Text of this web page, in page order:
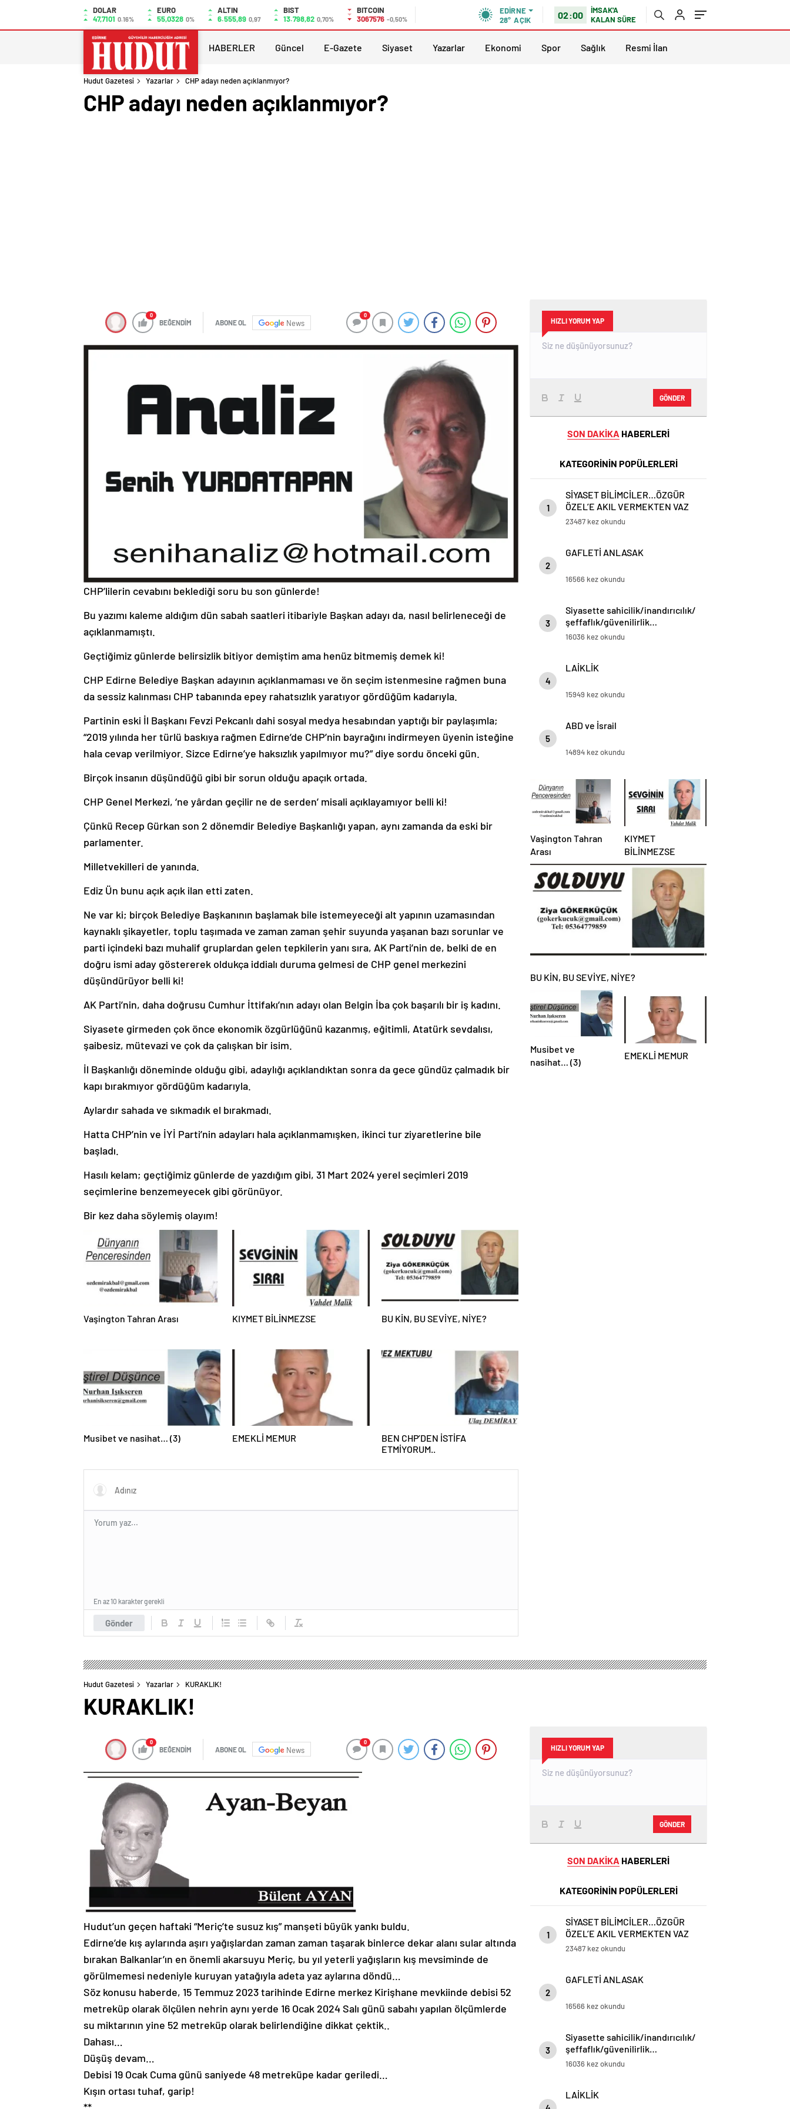
DOLAR
47,7101 0.16%
EURO
55,0328 0%
ALTIN
6.555,89 0,97
BIST
13.798,82 0,70%
BITCOIN
3067576 -0,50%
EDIRNE
28° AÇIK 02:00
İMSAK'A
KALAN SÜRE
HABERLER Güncel E-Gazete Siyaset Yazarlar Ekonomi Spor Sağlık Resmi İlan
Hudut Gazetesi Yazarlar CHP adayı neden açıklanmıyor?
CHP adayı neden açıklanmıyor?
0
BEĞENDİM ABONE OL News
0
CHP’lilerin cevabını beklediği soru bu son günlerde!
Bu yazımı kaleme aldığım dün sabah saatleri itibariyle Başkan adayı da, nasıl belirleneceği de
açıklanmamıştı.
Geçtiğimiz günlerde belirsizlik bitiyor demiştim ama henüz bitmemiş demek ki!
CHP Edirne Belediye Başkan adayının açıklanmaması ve ön seçim istenmesine rağmen buna
da sessiz kalınması CHP tabanında epey rahatsızlık yaratıyor gördüğüm kadarıyla.
Partinin eski İl Başkanı Fevzi Pekcanlı dahi sosyal medya hesabından yaptığı bir paylaşımla;
“2019 yılında her türlü baskıya rağmen Edirne’de CHP’nin bayrağını indirmeyen üyenin isteğine
hala cevap verilmiyor. Sizce Edirne’ye haksızlık yapılmıyor mu?” diye sordu önceki gün.
Birçok insanın düşündüğü gibi bir sorun olduğu apaçık ortada.
CHP Genel Merkezi, ‘ne yârdan geçilir ne de serden’ misali açıklayamıyor belli ki!
Çünkü Recep Gürkan son 2 dönemdir Belediye Başkanlığı yapan, aynı zamanda da eski bir
parlamenter.
Milletvekilleri de yanında.
Ediz Ün bunu açık açık ilan etti zaten.
Ne var ki; birçok Belediye Başkanının başlamak bile istemeyeceği alt yapının uzamasından
kaynaklı şikayetler, toplu taşımada ve zaman zaman şehir suyunda yaşanan bazı sorunlar ve
parti içindeki bazı muhalif gruplardan gelen tepkilerin yanı sıra, AK Parti’nin de, belki de en
doğru ismi aday göstererek oldukça iddialı duruma gelmesi de CHP genel merkezini
düşündürüyor belli ki!
AK Parti’nin, daha doğrusu Cumhur İttifakı’nın adayı olan Belgin İba çok başarılı bir iş kadını.
Siyasete girmeden çok önce ekonomik özgürlüğünü kazanmış, eğitimli, Atatürk sevdalısı,
şaibesiz, mütevazi ve çok da çalışkan bir isim.
İl Başkanlığı döneminde olduğu gibi, adaylığı açıklandıktan sonra da gece gündüz çalmadık bir
kapı bırakmıyor gördüğüm kadarıyla.
Aylardır sahada ve sıkmadık el bırakmadı.
Hatta CHP’nin ve İYİ Parti’nin adayları hala açıklanmamışken, ikinci tur ziyaretlerine bile
başladı.
Hasılı kelam; geçtiğimiz günlerde de yazdığım gibi, 31 Mart 2024 yerel seçimleri 2019
seçimlerine benzemeyecek gibi görünüyor.
Bir kez daha söylemiş olayım!
Vaşington Tahran Arası KIYMET BİLİNMEZSE BU KİN, BU SEVİYE, NİYE?
Musibet ve nasihat… (3) EMEKLİ MEMUR
BEN CHP’DEN İSTİFA
ETMİYORUM..
Gönder
En az 10 karakter gerekli
HIZLI YORUM YAP
GÖNDER
SON DAKİKA HABERLERİ
KATEGORİNİN POPÜLERLERİ
1
SİYASET BİLİMCİLER…ÖZGÜR
ÖZEL’E AKIL VERMEKTEN VAZ
GEÇİN..
23487 kez okundu
2
GAFLETİ ANLASAK
16566 kez okundu
3
Siyasette sahicilik/inandırıcılık/
şeffaflık/güvenilirlik…
16036 kez okundu
4
LAİKLİK
15949 kez okundu
5
ABD ve İsrail
14894 kez okundu
Vaşington Tahran
Arası
KIYMET
BİLİNMEZSE
BU KİN, BU SEVİYE, NİYE?
Musibet ve
nasihat… (3)
EMEKLİ MEMUR
Hudut Gazetesi Yazarlar KURAKLIK!
KURAKLIK!
0
BEĞENDİM ABONE OL News
0
Hudut’un geçen haftaki “Meriç’te susuz kış” manşeti büyük yankı buldu.
Edirne’de kış aylarında aşırı yağışlardan zaman zaman taşarak binlerce dekar alanı sular altında
bırakan Balkanlar’ın en önemli akarsuyu Meriç, bu yıl yeterli yağışların kış mevsiminde de
görülmemesi nedeniyle kuruyan yatağıyla adeta yaz aylarına döndü…
Söz konusu haberde, 15 Temmuz 2023 tarihinde Edirne merkez Kirişhane mevkiinde debisi 52
metreküp olarak ölçülen nehrin aynı yerde 16 Ocak 2024 Salı günü sabahı yapılan ölçümlerde
su miktarının yine 52 metreküp olarak belirlendiğine dikkat çektik..
Dahası…
Düşüş devam…
Debisi 19 Ocak Cuma günü saniyede 48 metreküpe kadar geriledi…
Kışın ortası tuhaf, garip!
HIZLI YORUM YAP
GÖNDER
SON DAKİKA HABERLERİ
KATEGORİNİN POPÜLERLERİ
1
SİYASET BİLİMCİLER…ÖZGÜR
ÖZEL’E AKIL VERMEKTEN VAZ
GEÇİN..
23487 kez okundu
2
GAFLETİ ANLASAK
16566 kez okundu
3
Siyasette sahicilik/inandırıcılık/
şeffaflık/güvenilirlik…
16036 kez okundu
LAİKLİK